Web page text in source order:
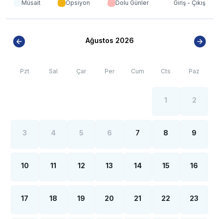
görülebilmektedir.
*Fethiye bölgesinde özellikle yaz aylarında yoğun nüfus
Müsait Opsiyon Dolu Günler Giriş - Çıkış
Ağustos 2026
Pzt Sal Çar Per Cum Cts Paz
1 2
3 4 5 6 7 8 9
10 11 12 13 14 15 16
17 18 19 20 21 22 23